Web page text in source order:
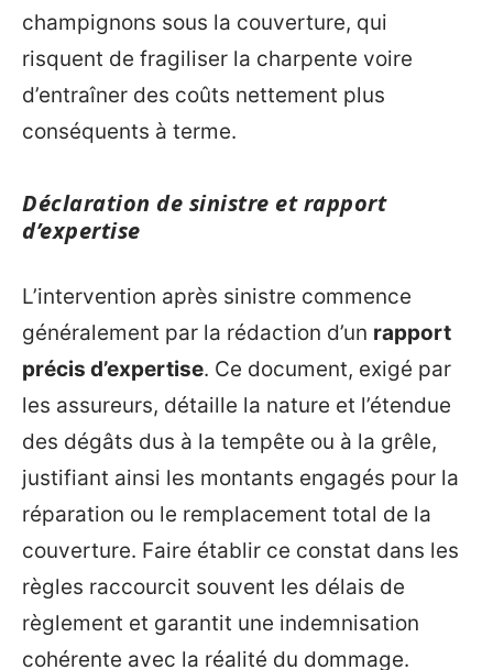
champignons sous la couverture, qui
risquent de fragiliser la charpente voire
d’entraîner des coûts nettement plus
conséquents à terme.
Déclaration de sinistre et rapport
d’expertise
L’intervention après sinistre commence
généralement par la rédaction d’un rapport
précis d’expertise. Ce document, exigé par
les assureurs, détaille la nature et l’étendue
des dégâts dus à la tempête ou à la grêle,
justifiant ainsi les montants engagés pour la
réparation ou le remplacement total de la
couverture. Faire établir ce constat dans les
règles raccourcit souvent les délais de
règlement et garantit une indemnisation
cohérente avec la réalité du dommage.